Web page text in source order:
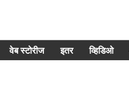
वेब स्टोरीज इतर व्हिडिओ